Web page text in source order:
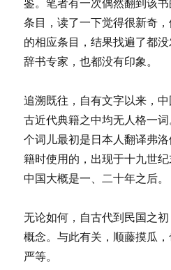
条目，读了一下觉得很新奇
的相应条目，结果找遍了都
辞书专家，也都没有印象。
追溯既往，自有文字以来，
古近代典籍之中均无人格一
个词儿最初是日本人翻译弗
籍时使用的，出现于十九世
中国大概是一、二十年之后。
无论如何，自古代到民国之
概念。与此有关，顺藤摸瓜
严等。